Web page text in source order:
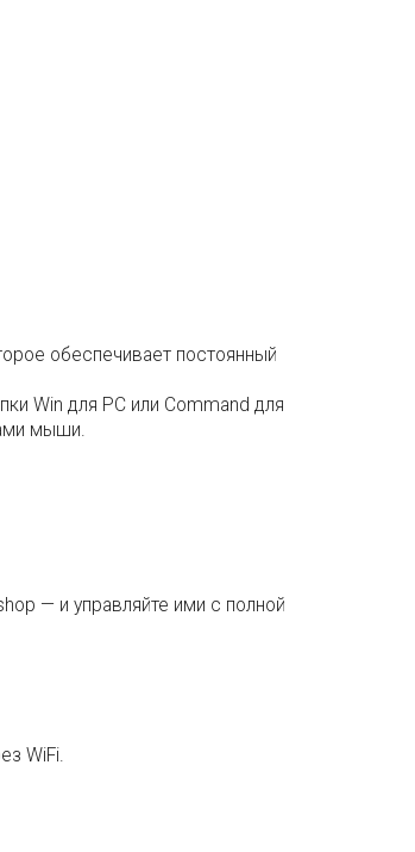
обеспечивает постоянный
Win для PC или Command для
мыши.
— и управляйте ими с полной
WiFi.